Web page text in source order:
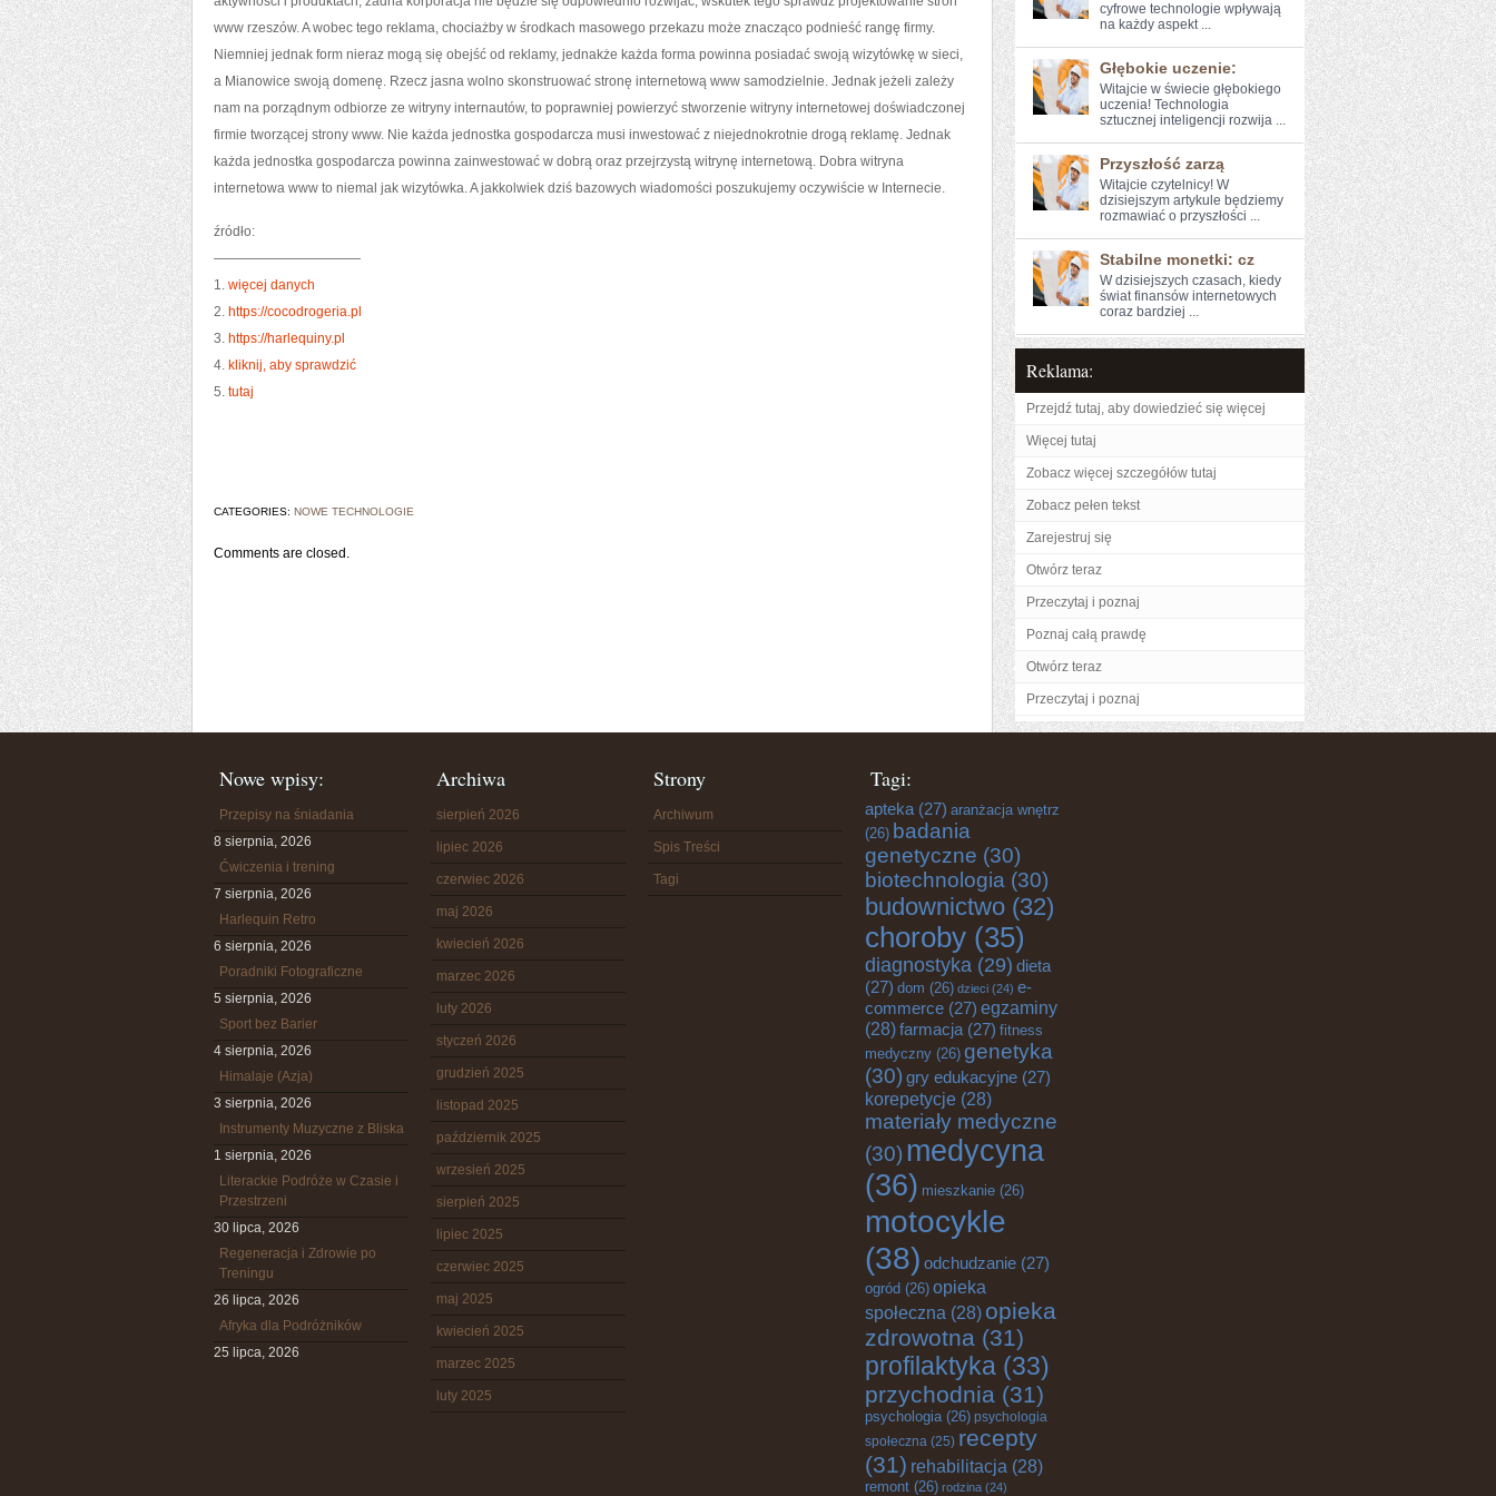
www rzeszów. A wobec tego reklama, chociażby w środkach masowego przekazu może znacząco podnieść rangę firmy.
Niemniej jednak form nieraz mogą się obejść od reklamy, jednakże każda forma powinna posiadać swoją wizytówkę w sieci,
a Mianowice swoją domenę. Rzecz jasna wolno skonstruować stronę internetową www samodzielnie. Jednak jeżeli zależy
nam na porządnym odbiorze ze witryny internautów, to poprawniej powierzyć stworzenie witryny internetowej doświadczonej
firmie tworzącej strony www. Nie każda jednostka gospodarcza musi inwestować z niejednokrotnie drogą reklamę. Jednak
każda jednostka gospodarcza powinna zainwestować w dobrą oraz przejrzystą witrynę internetową. Dobra witryna
internetowa www to niemal jak wizytówka. A jakkolwiek dziś bazowych wiadomości poszukujemy oczywiście w Internecie.
źródło:
———————————
1. więcej danych
2. https://cocodrogeria.pl
3. https://harlequiny.pl
4. kliknij, aby sprawdzić
5. tutaj
CATEGORIES: NOWE TECHNOLOGIE
Comments are closed.
cyfrowe technologie wpływają⁣
na⁢ każdy aspekt⁣ ...
Głębokie uczenie:
Witajcie w świecie głębokiego
uczenia! Technologia
sztucznej inteligencji rozwija ...
Przyszłość zarzą
Witajcie czytelnicy! W‌
dzisiejszym artykule będziemy
rozmawiać o przyszłości ...
Stabilne monetki: cz
W ‍dzisiejszych czasach, kiedy
świat finansów ⁤internetowych
coraz bardziej ...
Reklama:
Przejdź tutaj, aby dowiedzieć się więcej
Więcej tutaj
Zobacz więcej szczegółów tutaj
Zobacz pełen tekst
Zarejestruj się
Otwórz teraz
Przeczytaj i poznaj
Poznaj całą prawdę
Otwórz teraz
Przeczytaj i poznaj
Nowe wpisy:
Przepisy na śniadania
8 sierpnia, 2026
Ćwiczenia i trening
7 sierpnia, 2026
Harlequin Retro
6 sierpnia, 2026
Poradniki Fotograficzne
5 sierpnia, 2026
Sport bez Barier
4 sierpnia, 2026
Himalaje (Azja)
3 sierpnia, 2026
Instrumenty Muzyczne z Bliska
1 sierpnia, 2026
Literackie Podróże w Czasie i
Przestrzeni
30 lipca, 2026
Regeneracja i Zdrowie po
Treningu
26 lipca, 2026
Afryka dla Podróżników
25 lipca, 2026
Archiwa
sierpień 2026
lipiec 2026
czerwiec 2026
maj 2026
kwiecień 2026
marzec 2026
luty 2026
styczeń 2026
grudzień 2025
listopad 2025
październik 2025
wrzesień 2025
sierpień 2025
lipiec 2025
czerwiec 2025
maj 2025
kwiecień 2025
marzec 2025
luty 2025
Strony
Archiwum
Spis Treści
Tagi
Tagi:
apteka (27) aranżacja wnętrz
(26) badania
genetyczne (30)
biotechnologia (30)
budownictwo (32)
choroby (35)
diagnostyka (29) dieta
(27) dom (26) dzieci (24) e-
commerce (27) egzaminy
(28)farmacja (27) fitness
medyczny (26) genetyka
(30) gry edukacyjne (27)
korepetycje (28)
materiały medyczne
(30) medycyna
(36) mieszkanie (26)
motocykle
(38) odchudzanie (27)
ogród (26) opieka
społeczna (28) opieka
zdrowotna (31)
profilaktyka (33)
przychodnia (31)
psychologia(26) psychologia
społeczna (25) recepty
(31) rehabilitacja (28)
remont (26) rodzina (24)